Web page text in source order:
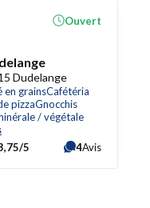
Dudelange
en grainsCafétéria
pizzaGnocchis
/ végétale
Ouvert
5 4Avis